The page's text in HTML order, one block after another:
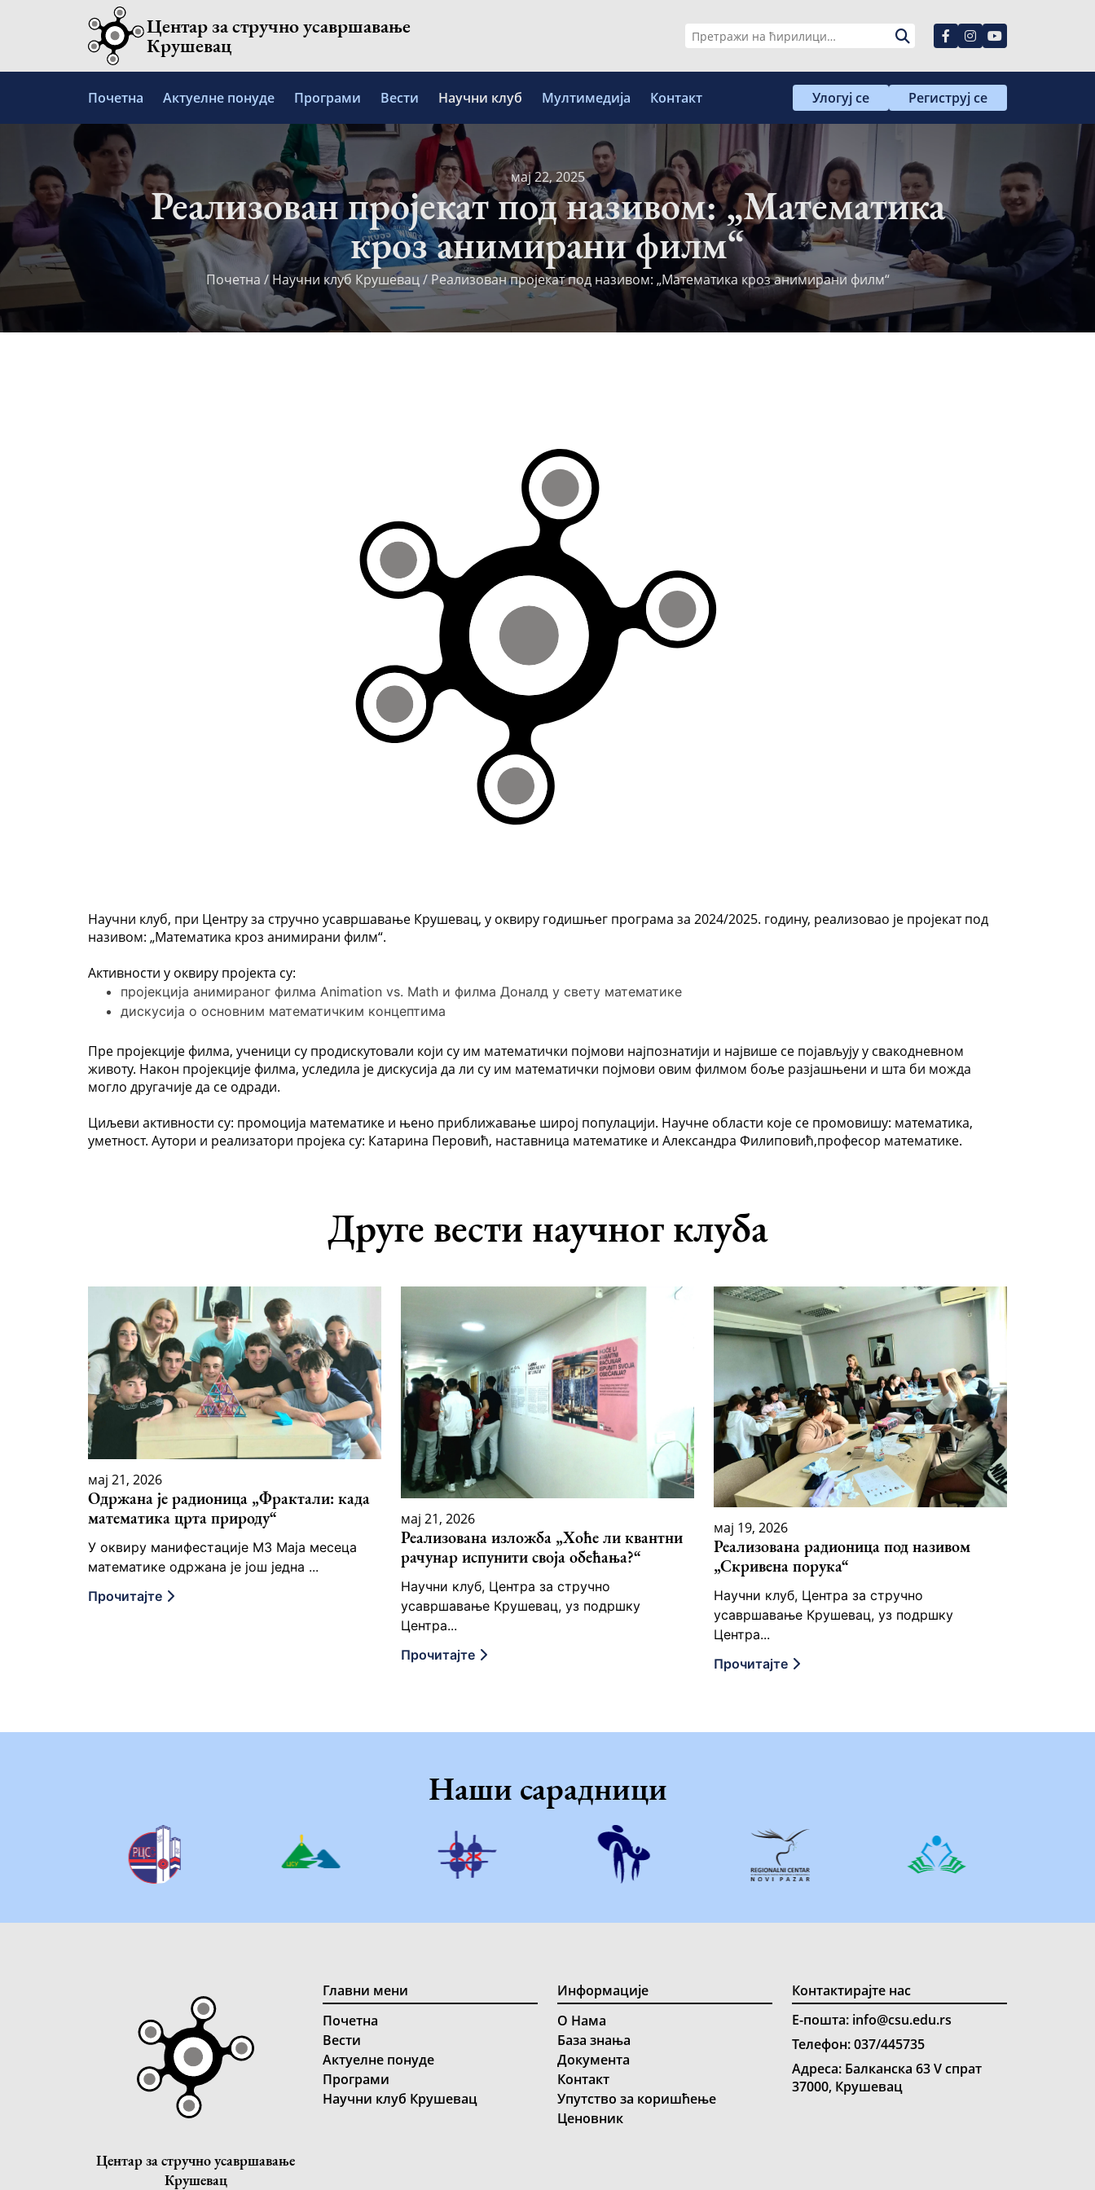
Центар за стручно усавршавање
Крушевац
Претрага
за:
Почетна Актуелне понуде Програми Вести Научни клуб Мултимедија Контакт Улогуј се Региструј се
мај 22, 2025
Реализован пројекат под називом: „Математика
кроз анимирани филм“
Почетна /Научни клуб Крушевац/ Реализован пројекат под називом: „Математика кроз анимирани филм“
Научни клуб, при Центру за стручно усавршавање Крушевац, у оквиру годишњег програма за 2024/2025. годину, реализовао је пројекат под
називом: „Математика кроз анимирани филм“.
Активности у оквиру пројектa су:
пројекција анимираног филма Animation vs. Math и филма Доналд у свету математике
дискусија о основним математичким концептима
Пре пројекције филма, ученици су продискутовали који су им математички појмови најпознатији и највише се појављују у свакодневном
животу. Након пројекције филма, уследила је дискусија да ли су им математички појмови овим филмом боље разјашњени и шта би можда
могло другачије да се одради.
Циљеви активности су: промоција математике и њено приближавање широј популацији. Научне области које се промовишу: математика,
уметност. Аутори и реализатори пројека су: Катарина Перовић, наставница математике и Александра Филиповић,професор математике.
Друге вести научног клуба
мај 21, 2026
Одржана је радионица „Фрактали: када
математика црта природу“
У оквиру манифестације М3 Маја месеца
математике одржана је још једна ...
Прочитајте
мај 21, 2026
Реализована изложба „Хоће ли квантни
рачунар испунити своја обећања?“
Научни клуб, Центра за стручно
усавршавање Крушевац, уз подршку
Центра...
Прочитајте
мај 19, 2026
Реализована радионица под називом
„Скривена порука“
Научни клуб, Центра за стручно
усавршавање Крушевац, уз подршку
Центра...
Прочитајте
Наши сарадници
Центар за стручно усавршавање
Крушевац
Главни мени
Почетна
Вести
Актуелне понуде
Програми
Научни клуб Крушевац
Информације
О Нама
База знања
Документа
Контакт
Упутство за коришћење
Ценовник
Контактирајте нас
Е-пошта: info@csu.edu.rs
Телефон: 037/445735
Адреса: Балканска 63 V спрат
37000, Крушевац